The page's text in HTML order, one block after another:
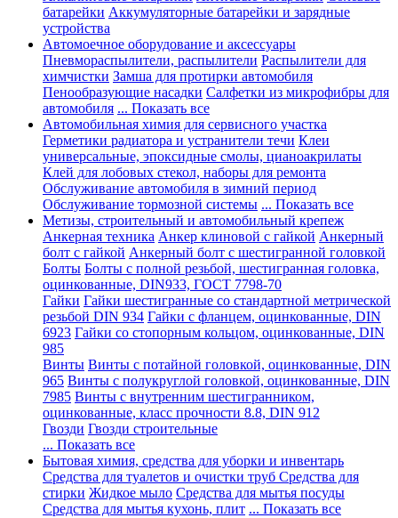
батарейки Аккумуляторные батарейки и зарядные
устройства
Автомоечное оборудование и аксессуары
Пневмораспылители, распылители Распылители для
химчистки Замша для протирки автомобиля
Пенообразующие насадки Салфетки из микрофибры для
автомобиля ... Показать все
Автомобильная химия для сервисного участка
Герметики радиатора и устранители течи Клеи
универсальные, эпоксидные смолы, цианоакрилаты
Клей для лобовых стекол, наборы для ремонта
Обслуживание автомобиля в зимний период
Обслуживание тормозной системы ... Показать все
Метизы, строительный и автомобильный крепеж
Анкерная техника Анкер клиновой с гайкой Анкерный
болт с гайкой Анкерный болт с шестигранной головкой
Болты Болты с полной резьбой, шестигранная головка,
оцинкованные, DIN933, ГОСТ 7798-70
Гайки Гайки шестигранные со стандартной метрической
резьбой DIN 934 Гайки с фланцем, оцинкованные, DIN
6923 Гайки со стопорным кольцом, оцинкованные, DIN
985
Винты Винты с потайной головкой, оцинкованные, DIN
965 Винты с полукруглой головкой, оцинкованные, DIN
7985 Винты с внутренним шестигранником,
оцинкованные, класс прочности 8.8, DIN 912
Гвозди Гвозди строительные
... Показать все
Бытовая химия, средства для уборки и инвентарь
Средства для туалетов и очистки труб Средства для
стирки Жидкое мыло Средства для мытья посуды
Средства для мытья кухонь, плит ... Показать все